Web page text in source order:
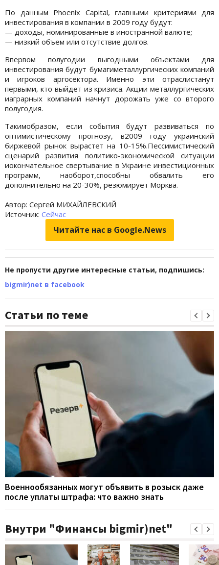
По данным Phoenix Capital, главными критериями для
инвестирования в компании в 2009 году будут:
— доходы, номинированные в иностранной валюте;
— низкий объем или отсутствие долгов.
Впервом полугодии выгодными объектами для
инвестирования будут бумагиметаллургических компаний
и игроков аргосектора. Именно эти отраслистанут
первыми, кто выйдет из кризиса. Акции металлургических
иаграрных компаний начнут дорожать уже со второго
полугодия.
Такимобразом, если события будут развиваться по
оптимистическому прогнозу, в2009 году украинский
биржевой рынок вырастет на 10-15%.Пессимистический
сценарий развития политико-экономической ситуации
иокончательное свертывание в Украине инвестиционных
программ, наоборот,способны обвалить его
дополнительно на 20-30%, резюмирует Морква.
Автор: Сергей МИХАЙЛЕВСКИЙ
Источник: Сейчас
Читайте нас в Google.News
Не пропусти другие интересные статьи, подпишись:
bigmir)net в facebook
Статьи по теме
Военнообязанных могут объявить в розыск даже
после уплаты штрафа: что важно знать
Внутри "Финансы bigmir)net"